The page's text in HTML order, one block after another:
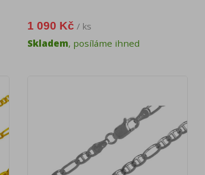
1 090 Kč / ks
Skladem, posíláme ihned